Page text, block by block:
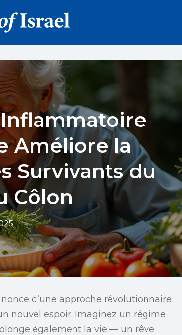
Améliore la
Survivants du
Côlon
d’une approche révolutionnaire
nouvel espoir. Imaginez un régime
également la vie — un rêve